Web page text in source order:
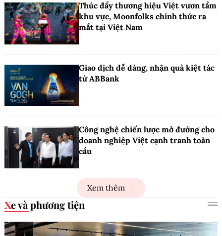
Thúc đẩy thương hiệu Việt vươn tầm
khu vực, Moonfolks chính thức ra
mắt tại Việt Nam
Giao dịch dễ dàng, nhận quà kiệt tác
từ ABBank
Công nghệ chiến lược mở đường cho
doanh nghiệp Việt cạnh tranh toàn
cầu
Xem thêm
Xe và phương tiện